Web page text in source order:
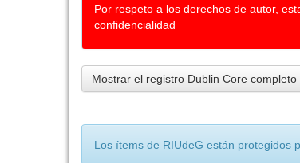
Por respeto a los derechos de autor,
confidencialidad
Mostrar el registro Dublin Core completo
Los ítems de RIUdeG están protegidos